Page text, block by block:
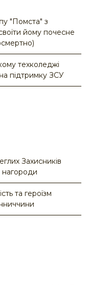
"Помста" з
йому почесне
техколеджі
підтримку ЗСУ
Захисників
нагороди
та героїзм